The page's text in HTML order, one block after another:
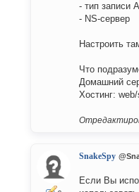
- тип записи А
- NS-сервер
Настроить
Что
Домашний
Хостинг:
SnakeSpy
Если Вы